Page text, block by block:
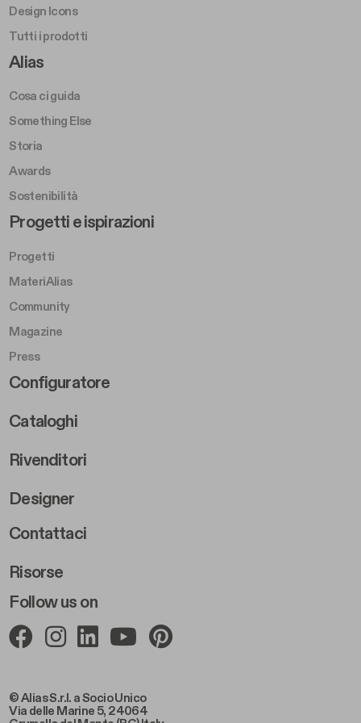
© Alias S.r.l. a Socio Unico
Via delle Marine 5, 24064
Design Icons
Tutti i prodotti
Footer Right A
Alias
Cosa ci guida
Something Else
Storia
Awards
Sostenibilità
Follow us on
Footer Left Middle B
Progetti e ispirazioni
Progetti
MateriAlias
Community
Magazine
Press
Footer Right Middle B
Configuratore
Cataloghi
Rivenditori
Designer
Footer Right 2
Contattaci
Risorse